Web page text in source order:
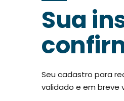
Sua
Seu cadastro para
validado e em breve